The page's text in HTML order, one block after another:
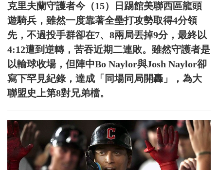
克里夫蘭守護者今（15）日踢館美聯西區龍頭
遊騎兵，雖然一度靠著全壘打攻勢取得4分領
先，不過投手群卻在7、8兩局丟掉9分，最終以
4:12遭到逆轉，苦吞近期二連敗。雖然守護者是
以輸球收場，但陣中Bo Naylor與Josh Naylor卻
寫下罕見紀錄，達成「同場同局開轟」，為大
聯盟史上第8對兄弟檔。